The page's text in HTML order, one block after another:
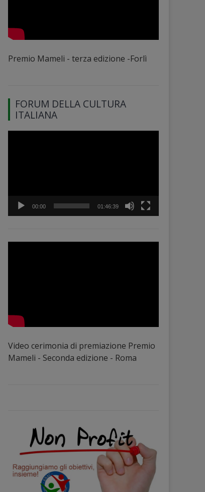
Premio Mameli - terza edizione -Forlì
FORUM DELLA CULTURA
ITALIANA
00:00 01:46:39
Video cerimonia di premiazione Premio
Mameli - Seconda edizione - Roma